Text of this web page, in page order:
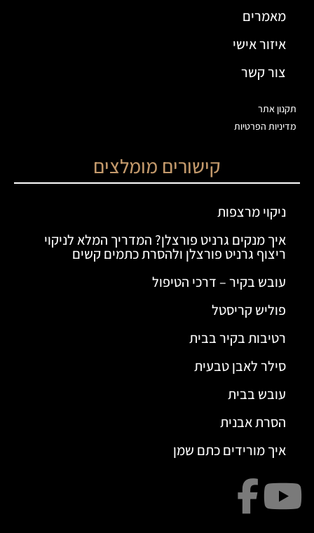
מאמרים
איזור אישי
צור קשר
תקנון אתר
מדיניות הפרטיות
קישורים מומלצים
ניקוי מרצפות
איך מנקים גרניט פורצלן? המדריך המלא לניקוי
ריצוף גרניט פורצלן ולהסרת כתמים קשים
עובש בקיר – דרכי הטיפול
פוליש קריסטל
רטיבות בקיר בבית
סילר לאבן טבעית
עובש בבית
הסרת אבנית
איך מורידים כתם שמן